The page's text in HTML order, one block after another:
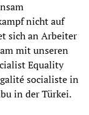
nicht auf
sich an Arbeiter
mit unseren
Equality
socialiste in
in der Türkei.